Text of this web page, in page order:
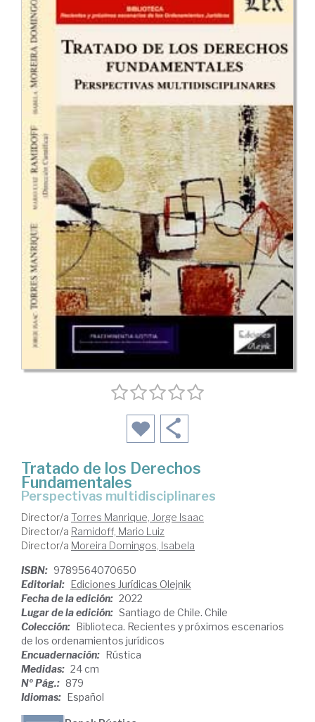
Tratado de los Derechos
Fundamentales
perspectivas multidisciplinares
Director/a Torres Manrique, Jorge Isaac
Director/a Ramidoff, Mario Luiz
Director/a Moreira Domingos, Isabela
ISBN: 9789564070650
Editorial:
Ediciones Jurídicas Olejnik
Fecha de la edición: 2022
Lugar de la edición: Santiago de Chile. Chile
Colección:
Biblioteca. Recientes y próximos escenarios
de los ordenamientos jurídicos
Encuadernación:
Rústica
Medidas: 24 cm
Nº Pág.: 879
Idiomas:
Español